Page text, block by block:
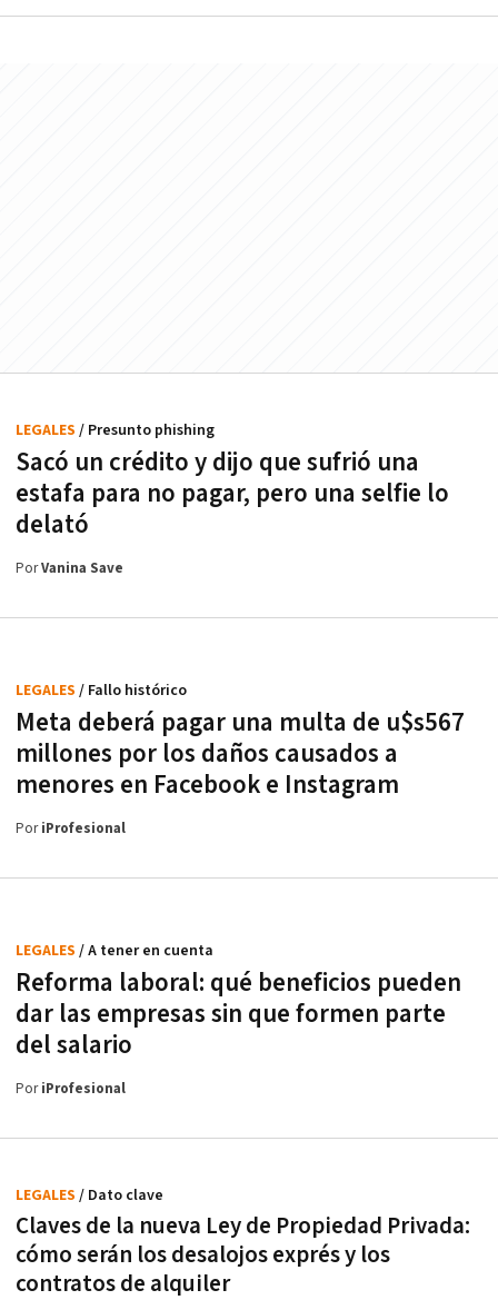
Sacó un crédito y dijo que sufrió una
estafa para no pagar, pero una selfie lo
delató
LEGALES / Presunto phishing
PorVanina Save
Meta deberá pagar una multa de u$s567
millones por los daños causados a
menores en Facebook e Instagram
LEGALES / Fallo histórico
PoriProfesional
Reforma laboral: qué beneficios pueden
dar las empresas sin que formen parte
del salario
LEGALES / A tener en cuenta
PoriProfesional
Claves de la nueva Ley de Propiedad Privada:
cómo serán los desalojos exprés y los
contratos de alquiler
LEGALES / Dato clave